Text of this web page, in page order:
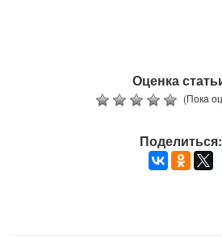
Оценка
(Пока
Поделиться: